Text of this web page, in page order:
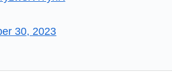
30, 2023